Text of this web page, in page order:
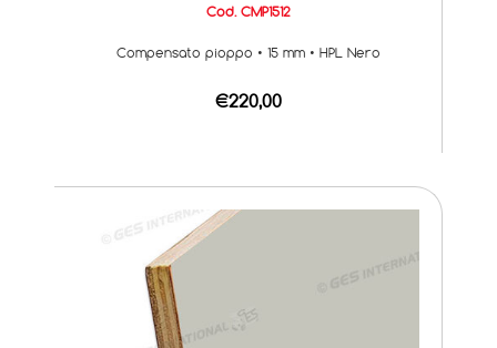
Cod. CMP1512
Compensato pioppo • 15 mm • HPL Nero
€220,00